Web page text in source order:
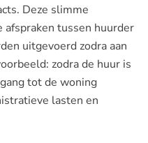
Deze slimme
afspraken tussen huurder
uitgevoerd zodra aan
zodra de huur is
tot de woning
lasten en